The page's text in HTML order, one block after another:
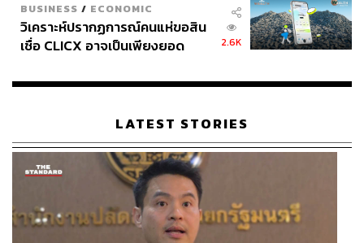
BUSINESS / ECONOMIC
วิเคราะห์ปรากฏการณ์คนแห่ขอสิน
เชื่อ CLICX อาจเป็นเพียงยอด
เรือนไทยที่ถูกซุกไว้
2.6K
LATEST STORIES